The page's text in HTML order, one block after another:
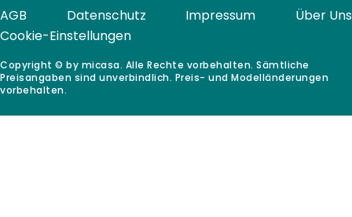
Copyright © by micasa. Alle Rechte vorbehalten. Sämtliche
Preisangaben sind unverbindlich. Preis- und Modelländerungen
vorbehalten.
AGB Datenschutz Impressum
Über Uns
Cookie-Einstellungen